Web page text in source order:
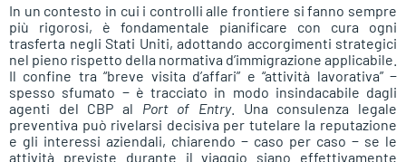
In un contesto in cui i controlli alle frontiere si fanno sempre
più rigorosi, è fondamentale pianificare con cura ogni
trasferta negli Stati Uniti, adottando accorgimenti strategici
nel pieno rispetto della normativa d’immigrazione applicabile.
Il confine tra “breve visita d’affari” e “attività lavorativa” −
spesso sfumato − è tracciato in modo insindacabile dagli
agenti del CBP al Port of Entry. Una consulenza legale
preventiva può rivelarsi decisiva per tutelare la reputazione
e gli interessi aziendali, chiarendo − caso per caso − se le
attività previste durante il viaggio siano effettivamente